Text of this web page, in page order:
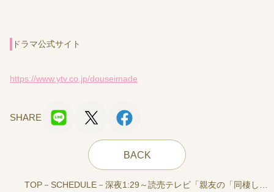
ドラマ公式サイト
https://www.ytv.co.jp/douseimade
SHARE
BACK
TOP SCHEDULE 深夜1:29～読売テレビ「親友の「同棲し